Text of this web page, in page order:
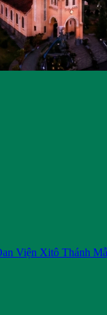
Viện Xitô Thánh